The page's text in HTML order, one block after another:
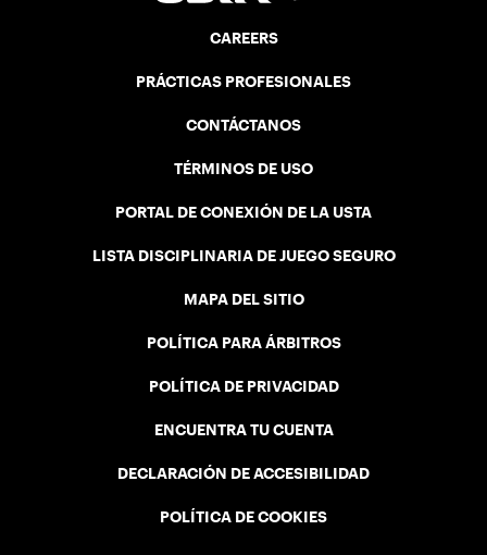
CAREERS
PRÁCTICAS PROFESIONALES
CONTÁCTANOS
TÉRMINOS DE USO
PORTAL DE CONEXIÓN DE LA USTA
LISTA DISCIPLINARIA DE JUEGO SEGURO
MAPA DEL SITIO
POLÍTICA PARA ÁRBITROS
POLÍTICA DE PRIVACIDAD
ENCUENTRA TU CUENTA
DECLARACIÓN DE ACCESIBILIDAD
POLÍTICA DE COOKIES